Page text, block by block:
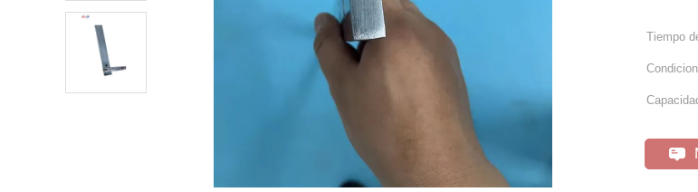
Tiempo